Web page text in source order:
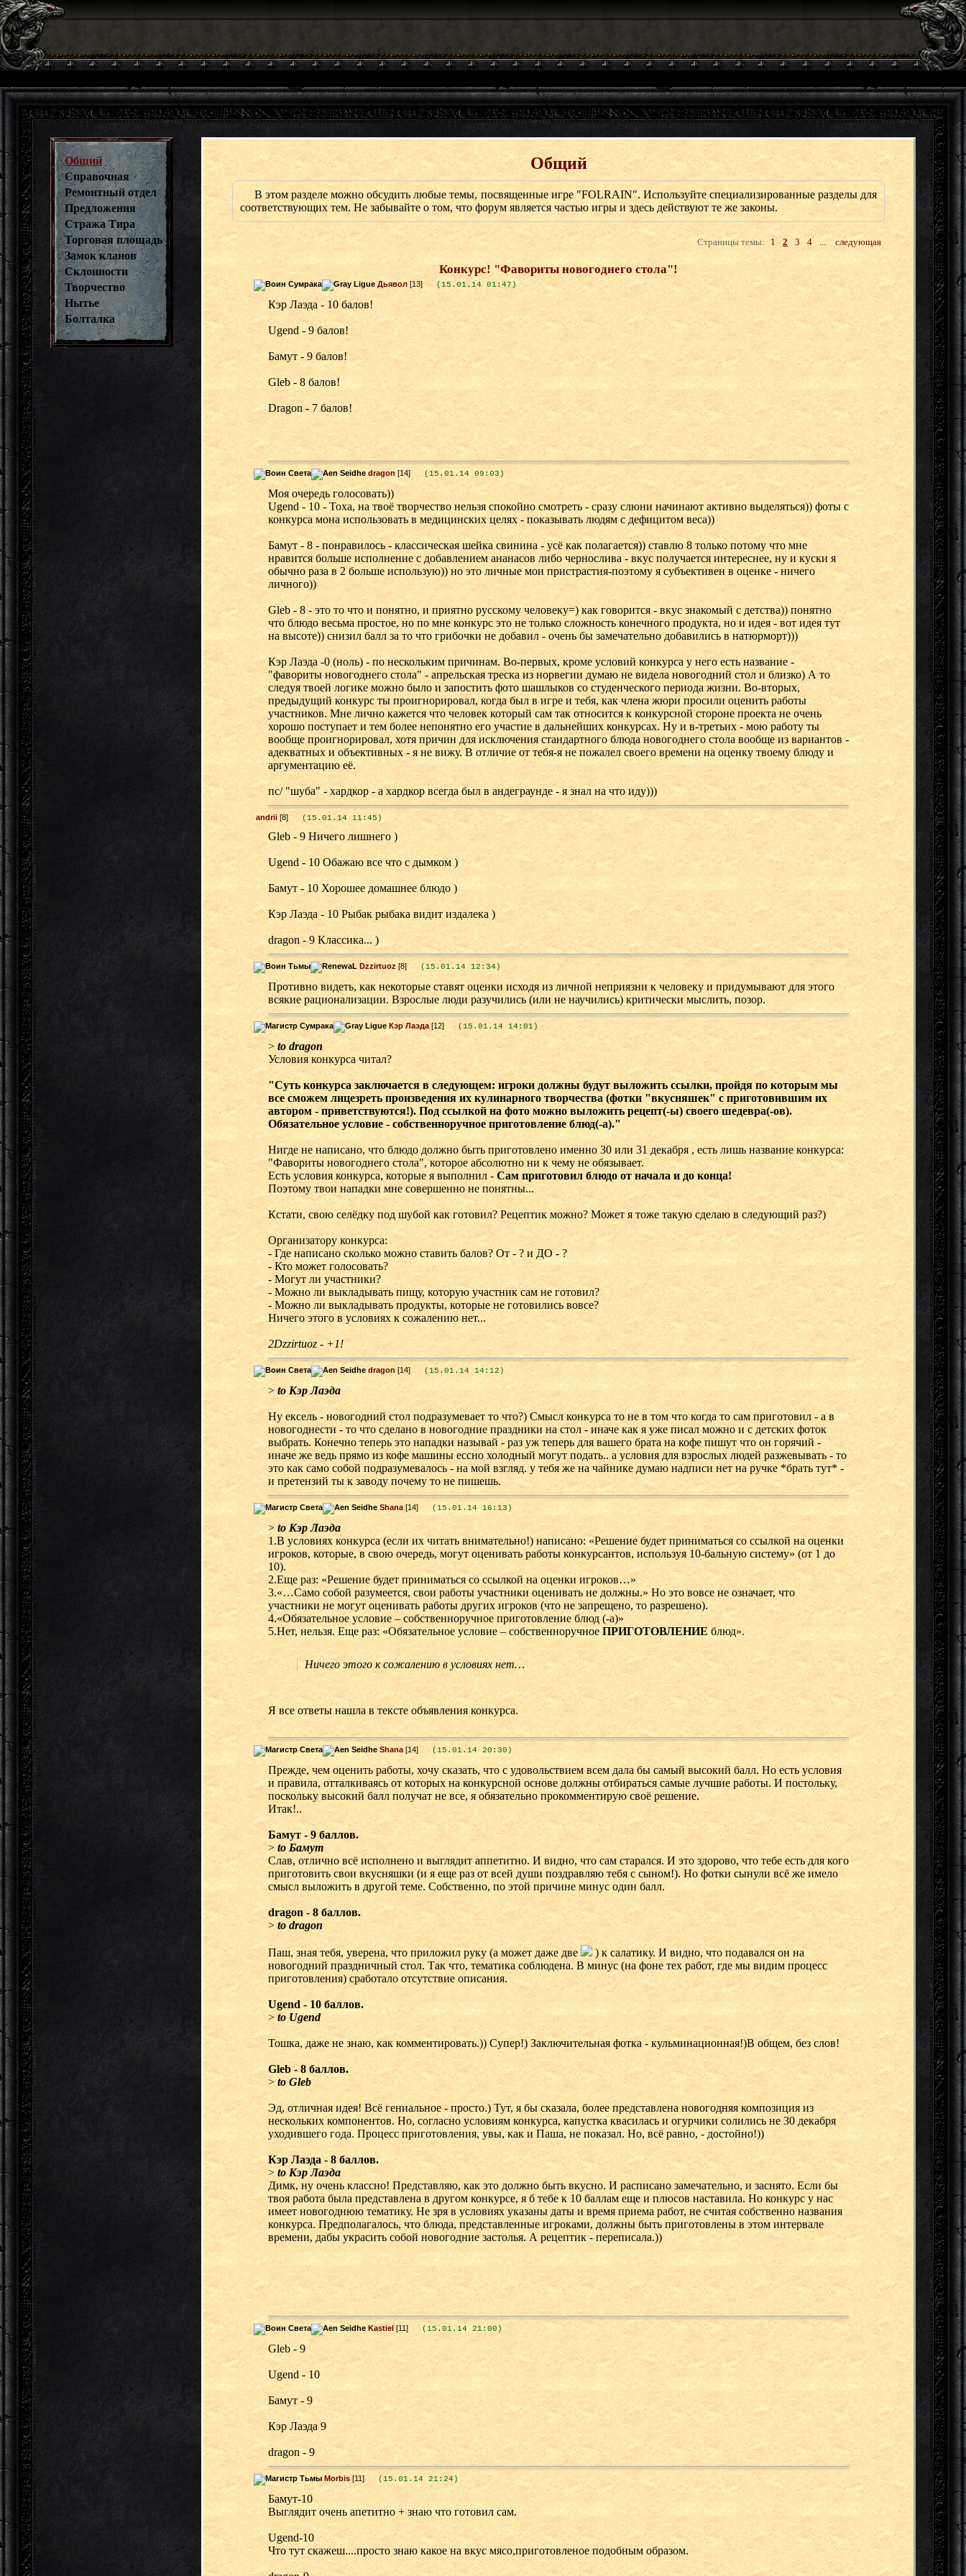
Общий
Справочная
Ремонтный отдел
Предложения
Стража Тира
Торговая площадь
Замок кланов
Склонности
Творчество
Нытье
Болталка
Общий
В этом разделе можно обсудить любые темы, посвященные игре "FOLRAIN". Используйте специализированные разделы для
соответствующих тем. Не забывайте о том, что форум является частью игры и здесь действуют те же законы.
Страницы темы: 1 2 3 4 ... следующая
Конкурс! "Фавориты новогоднего стола"!
Дьявол [13] (15.01.14 01:47)
Кэр Лаэда - 10 балов!
Ugend - 9 балов!
Бамут - 9 балов!
Gleb - 8 балов!
Dragon - 7 балов!
dragon [14] (15.01.14 09:03)
Моя очередь голосовать))
Ugend - 10 - Тоха, на твоё творчество нельзя спокойно смотреть - сразу слюни начинают активно выделяться)) фоты с
конкурса мона использовать в медицинских целях - показывать людям с дефицитом веса))
Бамут - 8 - понравилось - классическая шейка свинина - усё как полагается)) ставлю 8 только потому что мне
нравится больше исполнение с добавлением ананасов либо чернослива - вкус получается интереснее, ну и куски я
обычно раза в 2 больше использую)) но это личные мои пристрастия-поэтому я субъективен в оценке - ничего
личного))
Gleb - 8 - это то что и понятно, и приятно русскому человеку=) как говорится - вкус знакомый с детства)) понятно
что блюдо весьма простое, но по мне конкурс это не только сложность конечного продукта, но и идея - вот идея тут
на высоте)) снизил балл за то что грибочки не добавил - очень бы замечательно добавились в натюрморт)))
Кэр Лаэда -0 (ноль) - по нескольким причинам. Во-первых, кроме условий конкурса у него есть название -
"фавориты новогоднего стола" - апрельская треска из норвегии думаю не видела новогодний стол и близко) А то
следуя твоей логике можно было и запостить фото шашлыков со студенческого периода жизни. Во-вторых,
предыдущий конкурс ты проигнорировал, когда был в игре и тебя, как члена жюри просили оценить работы
участников. Мне лично кажется что человек который сам так относится к конкурсной стороне проекта не очень
хорошо поступает и тем более непонятно его участие в дальнейших конкурсах. Ну и в-третьих - мою работу ты
вообще проигнорировал, хотя причин для исключения стандартного блюда новогоднего стола вообще из вариантов -
адекватных и объективных - я не вижу. В отличие от тебя-я не пожалел своего времени на оценку твоему блюду и
аргументацию её.
пс/ "шуба" - хардкор - а хардкор всегда был в андеграунде - я знал на что иду)))
andrii [8] (15.01.14 11:45)
Gleb - 9 Ничего лишнего )
Ugend - 10 Обажаю все что с дымком )
Бамут - 10 Хорошее домашнее блюдо )
Кэр Лаэда - 10 Рыбак рыбака видит издалека )
dragon - 9 Классика... )
Dzzirtuoz [8] (15.01.14 12:34)
Противно видеть, как некоторые ставят оценки исходя из личной неприязни к человеку и придумывают для этого
всякие рационализации. Взрослые люди разучились (или не научились) критически мыслить, позор.
Кэр Лаэда [12] (15.01.14 14:01)
> to dragon
Условия конкурса читал?
"Суть конкурса заключается в следующем: игроки должны будут выложить ссылки, пройдя по которым мы
все сможем лицезреть произведения их кулинарного творчества (фотки "вкусняшек" с приготовившим их
автором - приветствуются!). Под ссылкой на фото можно выложить рецепт(-ы) своего шедевра(-ов).
Обязательное условие - собственноручное приготовление блюд(-а)."
Нигде не написано, что блюдо должно быть приготовлено именно 30 или 31 декабря , есть лишь название конкурса:
"Фавориты новогоднего стола", которое абсолютно ни к чему не обязывает.
Есть условия конкурса, которые я выполнил -Сам приготовил блюдо от начала и до конца!
Поэтому твои нападки мне совершенно не понятны...
Кстати, свою селёдку под шубой как готовил? Рецептик можно? Может я тоже такую сделаю в следующий раз?)
Организатору конкурса:
- Где написано сколько можно ставить балов? От - ? и ДО - ?
- Кто может голосовать?
- Могут ли участники?
- Можно ли выкладывать пищу, которую участник сам не готовил?
- Можно ли выкладывать продукты, которые не готовились вовсе?
Ничего этого в условиях к сожалению нет...
2Dzzirtuoz - +1!
dragon [14] (15.01.14 14:12)
> to Кэр Лаэда
Ну ексель - новогодний стол подразумевает то что?) Смысл конкурса то не в том что когда то сам приготовил - а в
новогоднести - то что сделано в новогодние праздники на стол - иначе как я уже писал можно и с детских фоток
выбрать. Конечно теперь это нападки называй - раз уж теперь для вашего брата на кофе пишут что он горячий -
иначе же ведь прямо из кофе машины ессно холодный могут подать.. а условия для взрослых людей разжевывать - то
это как само собой подразумевалось - на мой взгляд. у тебя же на чайнике думаю надписи нет на ручке *брать тут* -
и претензий ты к заводу почему то не пишешь.
Shana [14] (15.01.14 16:13)
> to Кэр Лаэда
1.В условиях конкурса (если их читать внимательно!) написано: «Решение будет приниматься со ссылкой на оценки
игроков, которые, в свою очередь, могут оценивать работы конкурсантов, используя 10-бальную систему» (от 1 до
10).
2.Еще раз: «Решение будет приниматься со ссылкой на оценки игроков…»
3.«…Само собой разумеется, свои работы участники оценивать не должны.» Но это вовсе не означает, что
участники не могут оценивать работы других игроков (что не запрещено, то разрешено).
4.«Обязательное условие – собственноручное приготовление блюд (-а)»
5.Нет, нельзя. Еще раз: «Обязательное условие – собственноручное ПРИГОТОВЛЕНИЕ блюд».
Ничего этого к сожалению в условиях нет…
Я все ответы нашла в тексте объявления конкурса.
Shana [14] (15.01.14 20:30)
Прежде, чем оценить работы, хочу сказать, что с удовольствием всем дала бы самый высокий балл. Но есть условия
и правила, отталкиваясь от которых на конкурсной основе должны отбираться самые лучшие работы. И постольку,
поскольку высокий балл получат не все, я обязательно прокомментирую своё решение.
Итак!..
Бамут - 9 баллов.
> to Бамут
Слав, отлично всё исполнено и выглядит аппетитно. И видно, что сам старался. И это здорово, что тебе есть для кого
приготовить свои вкусняшки (и я еще раз от всей души поздравляю тебя с сыном!). Но фотки сынули всё же имело
смысл выложить в другой теме. Собственно, по этой причине минус один балл.
dragon - 8 баллов.
> to dragon
Паш, зная тебя, уверена, что приложил руку (а может даже две
) к салатику. И видно, что подавался он на
новогодний праздничный стол. Так что, тематика соблюдена. В минус (на фоне тех работ, где мы видим процесс
приготовления) сработало отсутствие описания.
Ugend - 10 баллов.
> to Ugend
Тошка, даже не знаю, как комментировать.)) Супер!) Заключительная фотка - кульминационная!)В общем, без слов!
Gleb - 8 баллов.
> to Gleb
Эд, отличная идея! Всё гениальное - просто.) Тут, я бы сказала, более представлена новогодняя композиция из
нескольких компонентов. Но, согласно условиям конкурса, капустка квасилась и огурчики солились не 30 декабря
уходившего года. Процесс приготовления, увы, как и Паша, не показал. Но, всё равно, - достойно!))
Кэр Лаэда - 8 баллов.
> to Кэр Лаэда
Димк, ну очень классно! Представляю, как это должно быть вкусно. И расписано замечательно, и заснято. Если бы
твоя работа была представлена в другом конкурсе, я б тебе к 10 баллам еще и плюсов наставила. Но конкурс у нас
имеет новогоднюю тематику. Не зря в условиях указаны даты и время приема работ, не считая собственно названия
конкурса. Предполагалось, что блюда, представленные игроками, должны быть приготовлены в этом интервале
времени, дабы украсить собой новогодние застолья. А рецептик - переписала.))
Kastiel [11] (15.01.14 21:00)
Gleb - 9
Ugend - 10
Бамут - 9
Кэр Лаэда 9
dragon - 9
Morbis [11] (15.01.14 21:24)
Бамут-10
Выглядит очень апетитно + знаю что готовил сам.
Ugend-10
Что тут скажеш....просто знаю какое на вкус мясо,приготовленое подобным образом.